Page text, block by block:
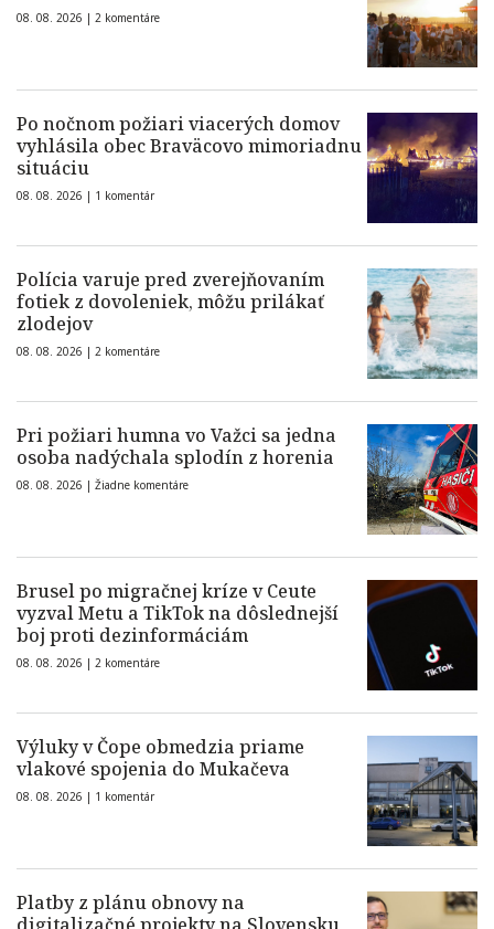
08. 08. 2026 | 2 komentáre
Po nočnom požiari viacerých domov
vyhlásila obec Braväcovo mimoriadnu
situáciu
08. 08. 2026 | 1 komentár
Polícia varuje pred zverejňovaním
fotiek z dovoleniek, môžu prilákať
zlodejov
08. 08. 2026 | 2 komentáre
Pri požiari humna vo Važci sa jedna
osoba nadýchala splodín z horenia
08. 08. 2026 | Žiadne komentáre
Brusel po migračnej kríze v Ceute
vyzval Metu a TikTok na dôslednejší
boj proti dezinformáciám
08. 08. 2026 | 2 komentáre
Výluky v Čope obmedzia priame
vlakové spojenia do Mukačeva
08. 08. 2026 | 1 komentár
Platby z plánu obnovy na